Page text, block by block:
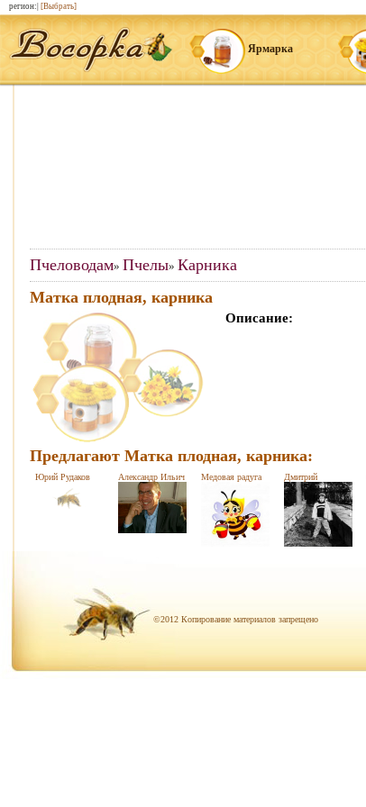
Ярмарка
Пчеловодам» Пчелы» Карника
Матка плодная, карника
Описание:
Предлагают Матка плодная, карника:
Юрий Рудаков Александр Ильич Медовая радуга Дмитрий
©2012 Копирование материалов запрещено
регион:| [Выбрать]